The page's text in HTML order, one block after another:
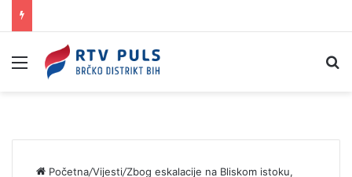
Izbornik
Početna/Vijesti/Zbog eskalacije na Bliskom istoku,